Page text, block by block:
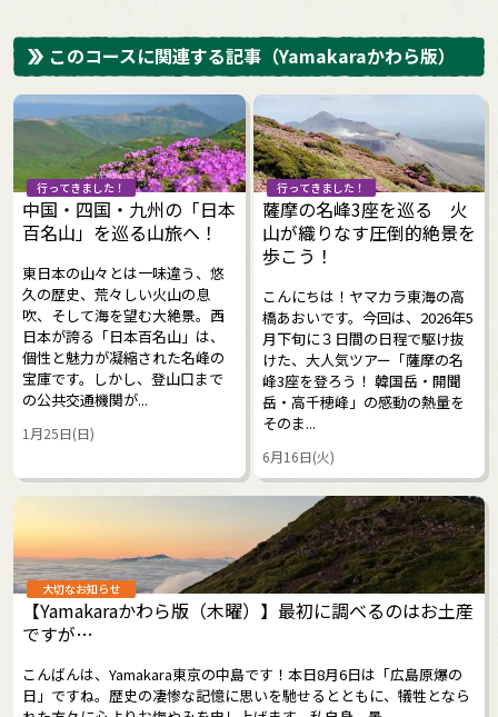
このコースに関連する記事 （Yamakaraかわら版）
行ってきました！
中国・四国・九州の「日本
百名山」を巡る山旅へ！
東日本の山々とは一味違う、悠
久の歴史、荒々しい火山の息
吹、そして海を望む大絶景。西
日本が誇る「日本百名山」は、
個性と魅力が凝縮された名峰の
宝庫です。しかし、登山口まで
の公共交通機関が...
1月25日(日)
行ってきました！
薩摩の名峰3座を巡る 火
山が織りなす圧倒的絶景を
歩こう！
こんにちは！ヤマカラ東海の高
橋あおいです。今回は、2026年5
月下旬に３日間の日程で駆け抜
けた、大人気ツアー「薩摩の名
峰3座を登ろう！ 韓国岳・開聞
岳・高千穂峰」の感動の熱量を
そのま...
6月16日(火)
大切なお知らせ
【Yamakaraかわら版（木曜）】最初に調べるのはお土産
ですが…
こんばんは、Yamakara東京の中島です！本日8月6日は「広島原爆の
日」ですね。歴史の凄惨な記憶に思いを馳せるとともに、犠牲となら